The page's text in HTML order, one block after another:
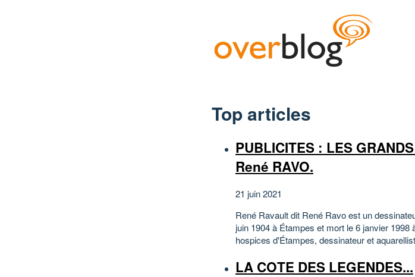
Top articles
PUBLICITES : LES
René RAVO.
21 juin 2021
René Ravault dit René Ravo est un
juin 1904 à Étampes et mort le 6 janvier 1998
hospices d'Étampes, dessinateur et
LA COTE DES LEGENDES...